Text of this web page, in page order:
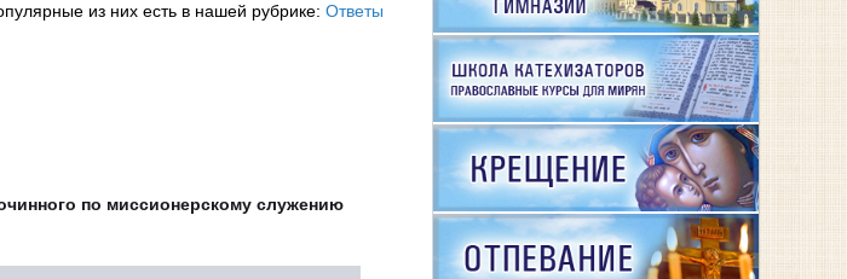
из них есть в нашей рубрике: Ответы
по миссионерскому служению